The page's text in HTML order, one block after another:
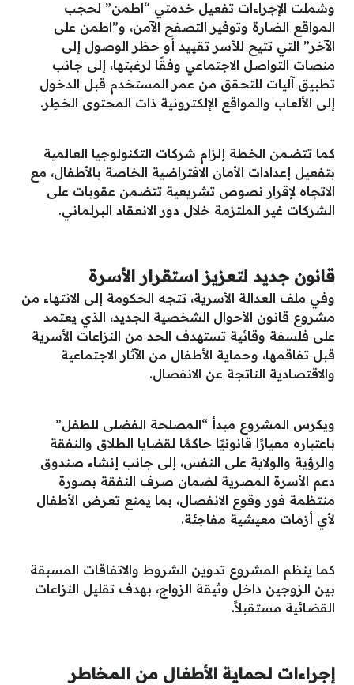
وشملت الإجراءات تفعيل خدمتي “اطمن” لحجب
المواقع الضارة وتوفير التصفح الآمن، و”اطمن على
الآخر” التي تتيح للأسر تقييد أو حظر الوصول إلى
منصات التواصل الاجتماعي وفقًا لرغبتها، إلى جانب
تطبيق آليات للتحقق من عمر المستخدم قبل الدخول
إلى الألعاب والمواقع الإلكترونية ذات المحتوى الخطِر.
كما تتضمن الخطة إلزام شركات التكنولوجيا العالمية
بتفعيل إعدادات الأمان الافتراضية الخاصة بالأطفال، مع
الاتجاه لإقرار نصوص تشريعية تتضمن عقوبات على
الشركات غير الملتزمة خلال دور الانعقاد البرلماني.
قانون جديد لتعزيز استقرار الأسرة
وفي ملف العدالة الأسرية، تتجه الحكومة إلى الانتهاء من
مشروع قانون الأحوال الشخصية الجديد، الذي يعتمد
على فلسفة وقائية تستهدف الحد من النزاعات الأسرية
قبل تفاقمها، وحماية الأطفال من الآثار الاجتماعية
والاقتصادية الناتجة عن الانفصال.
ويكرس المشروع مبدأ “المصلحة الفضلى للطفل”
باعتباره معيارًا قانونيًا حاكمًا لقضايا الطلاق والنفقة
والرؤية والولاية على النفس، إلى جانب إنشاء صندوق
دعم الأسرة المصرية لضمان صرف النفقة بصورة
منتظمة فور وقوع الانفصال، بما يمنع تعرض الأطفال
لأي أزمات معيشية مفاجئة.
كما ينظم المشروع تدوين الشروط والاتفاقات المسبقة
بين الزوجين داخل وثيقة الزواج، بهدف تقليل النزاعات
القضائية مستقبلاً.
إجراءات لحماية الأطفال من المخاطر